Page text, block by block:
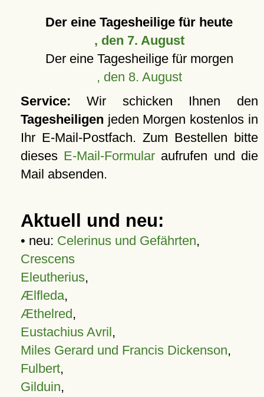
Der eine Tagesheilige für heute
, den 7. August
Der eine Tagesheilige für morgen
, den 8. August
Service: Wir schicken Ihnen den
Tagesheiligen jeden Morgen kostenlos in
Ihr E-Mail-Postfach. Zum Bestellen bitte
dieses E-Mail-Formular aufrufen und die
Mail absenden.
Aktuell und neu:
• neu: Celerinus und Gefährten,
Crescens
Eleutherius,
Ælfleda,
Æthelred,
Eustachius Avril,
Miles Gerard und Francis Dickenson,
Fulbert,
Gilduin,